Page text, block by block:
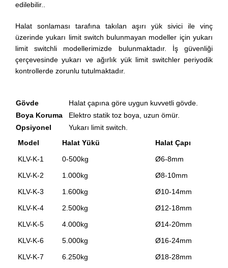
edilebilir..
Halat sonlaması tarafına takılan aşırı yük sivici ile vinç
üzerinde yukarı limit switch bulunmayan modeller için yukarı
limit switchli modellerimizde bulunmaktadır. İş güvenliği
çerçevesinde yukarı ve ağırlık yük limit switchler periyodik
kontrollerde zorunlu tutulmaktadır.
Gövde
Halat çapına göre uygun kuvvetli gövde.
Boya Koruma
Elektro statik toz boya, uzun ömür.
Opsiyonel
Yukarı limit switch.
Model
Halat Yükü
Halat Çapı
KLV-K-1
0-500kg
Ø6-8mm
KLV-K-2
1.000kg
Ø8-10mm
KLV-K-3
1.600kg
Ø10-14mm
KLV-K-4
2.500kg
Ø12-18mm
KLV-K-5
4.000kg
Ø14-20mm
KLV-K-6
5.000kg
Ø16-24mm
KLV-K-7
6.250kg
Ø18-28mm